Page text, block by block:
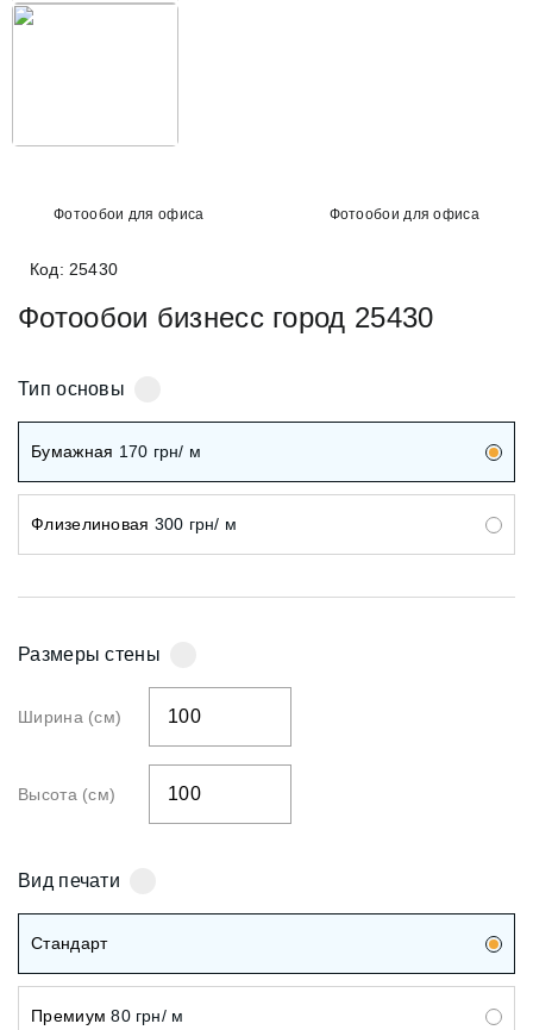
Фотообои для офиса Фотообои для офиса
Код: 25430
Фотообои бизнесс город 25430
Тип основы
Бумажная 170 грн/ м
Флизелиновая 300 грн/ м
Размеры стены
Ширина (см)
Высота (см)
Вид печати
Стандарт
Премиум 80 грн/ м